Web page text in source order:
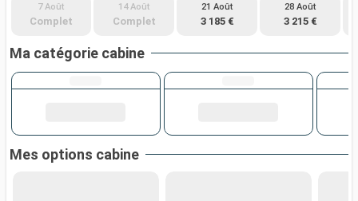
7 Août
Complet
14 Août
Complet
21 Août
3 185 €
28 Août
3 215 €
Ma catégorie cabine
Mes options cabine